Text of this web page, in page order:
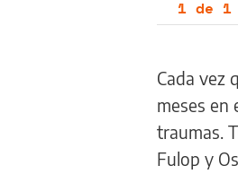
1 de 1
Cada vez
meses en
traumas.
Fulop y